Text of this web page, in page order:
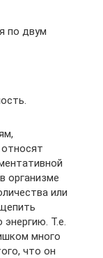
по двум
организме
или
Т.е.
много
что он